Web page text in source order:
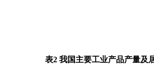
表2 我国主要工业产品产量及